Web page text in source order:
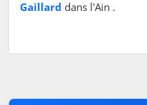
Gaillard dans l'Ain .